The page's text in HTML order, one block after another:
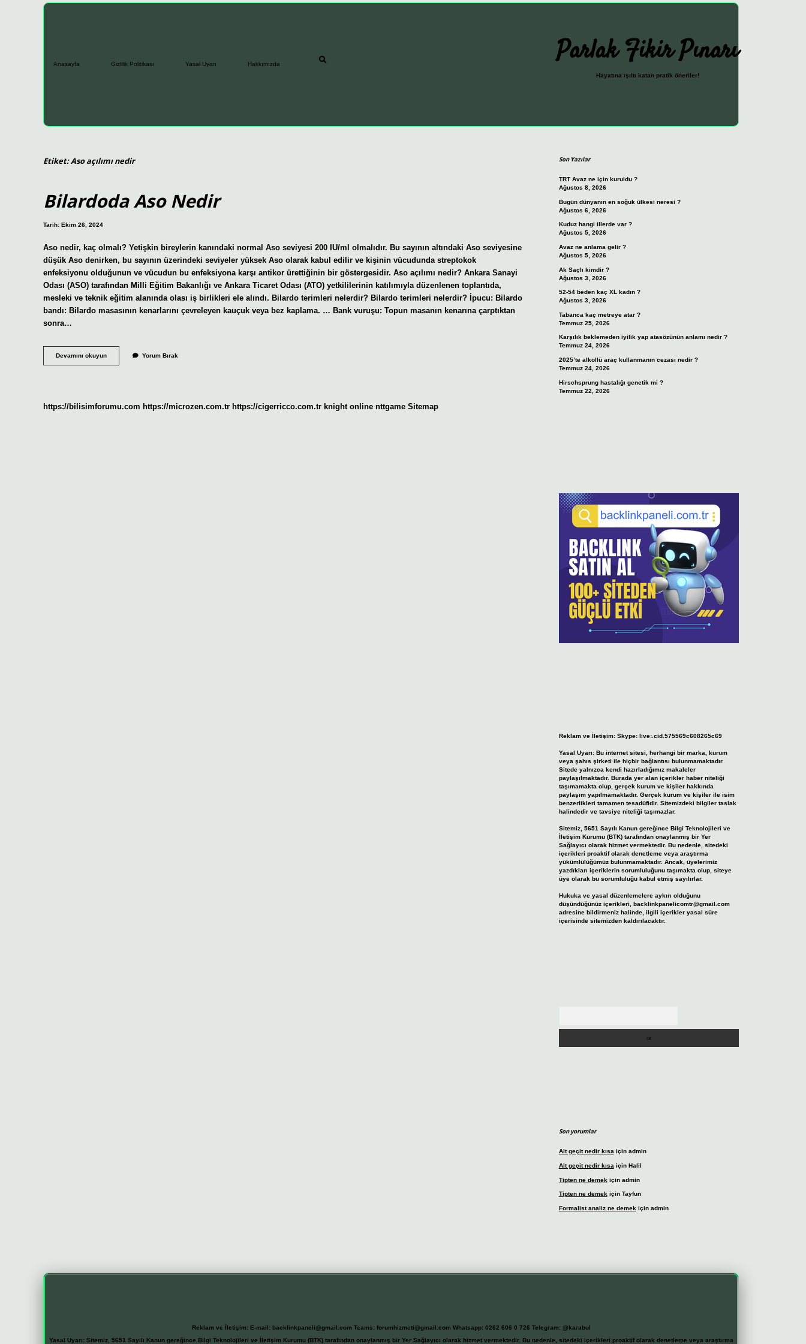
Anasayfa Gizlilik Politikası Yasal Uyarı Hakkımızda Parlak Fikir Pınarı
Hayatına ışıltı katan pratik öneriler!
Etiket:Aso açılımı nedir
Bilardoda Aso Nedir
Tarih: Ekim 26, 2024
Aso nedir, kaç olmalı? Yetişkin bireylerin kanındaki normal Aso seviyesi 200 IU/ml olmalıdır. Bu sayının altındaki Aso seviyesine
düşük Aso denirken, bu sayının üzerindeki seviyeler yüksek Aso olarak kabul edilir ve kişinin vücudunda streptokok
enfeksiyonu olduğunun ve vücudun bu enfeksiyona karşı antikor ürettiğinin bir göstergesidir. Aso açılımı nedir? Ankara Sanayi
Odası (ASO) tarafından Milli Eğitim Bakanlığı ve Ankara Ticaret Odası (ATO) yetkililerinin katılımıyla düzenlenen toplantıda,
mesleki ve teknik eğitim alanında olası iş birlikleri ele alındı. Bilardo terimleri nelerdir? Bilardo terimleri nelerdir? İpucu: Bilardo
bandı: Bilardo masasının kenarlarını çevreleyen kauçuk veya bez kaplama. … Bank vuruşu: Topun masanın kenarına çarptıktan
sonra…
Devamını okuyunBilardoda
Aso
Yorum Bırak
https://bilisimforumu.com https://microzen.com.tr https://cigerricco.com.tr knight online nttgame Sitemap
Son Yazılar
TRT Avaz ne için kuruldu ?
Ağustos 8, 2026
Bugün dünyanın en soğuk ülkesi neresi ?
Ağustos 6, 2026
Kuduz hangi illerde var ?
Ağustos 5, 2026
Avaz ne anlama gelir ?
Ağustos 5, 2026
Ak Saçlı kimdir ?
Ağustos 3, 2026
52-54 beden kaç XL kadın ?
Ağustos 3, 2026
Tabanca kaç metreye atar ?
Temmuz 25, 2026
Karşılık beklemeden iyilik yap atasözünün anlamı nedir ?
Temmuz 24, 2026
2025’te alkollü araç kullanmanın cezası nedir ?
Temmuz 24, 2026
Hirschsprung hastalığı genetik mi ?
Temmuz 22, 2026
Reklam ve İletişim: Skype: live:.cid.575569c608265c69
Yasal Uyarı: Bu internet sitesi, herhangi bir marka, kurum
veya şahıs şirketi ile hiçbir bağlantısı bulunmamaktadır.
Sitede yalnızca kendi hazırladığımız makaleler
paylaşılmaktadır. Burada yer alan içerikler haber niteliği
taşımamakta olup, gerçek kurum ve kişiler hakkında
paylaşım yapılmamaktadır. Gerçek kurum ve kişiler ile isim
benzerlikleri tamamen tesadüfidir. Sitemizdeki bilgiler taslak
halindedir ve tavsiye niteliği taşımazlar.
Sitemiz, 5651 Sayılı Kanun gereğince Bilgi Teknolojileri ve
İletişim Kurumu (BTK) tarafından onaylanmış bir Yer
Sağlayıcı olarak hizmet vermektedir. Bu nedenle, sitedeki
içerikleri proaktif olarak denetleme veya araştırma
yükümlülüğümüz bulunmamaktadır. Ancak, üyelerimiz
yazdıkları içeriklerin sorumluluğunu taşımakta olup, siteye
üye olarak bu sorumluluğu kabul etmiş sayılırlar.
Hukuka ve yasal düzenlemelere aykırı olduğunu
düşündüğünüz içerikleri, backlinkpanelicomtr@gmail.com
adresine bildirmeniz halinde, ilgili içerikler yasal süre
içerisinde sitemizden kaldırılacaktır.
Son yorumlar
Alt geçit nedir kısaiçin admin
Alt geçit nedir kısa için Halil
Tipten ne demek için admin
Tipten ne demek için Tayfun
Formalist analiz ne demek için admin
Reklam ve İletişim: E-mail: backlinkpaneli@gmail.com Teams: forumhizmeti@gmail.com Whatsapp: 0262 606 0 726 Telegram: @karabul
Yasal Uyarı:Sitemiz, 5651 Sayılı Kanun gereğince Bilgi Teknolojileri ve İletişim Kurumu (BTK) tarafından onaylanmış bir Yer Sağlayıcı olarak hizmet vermektedir. Bu nedenle, sitedeki içerikleri proaktif olarak denetleme veya araştırma